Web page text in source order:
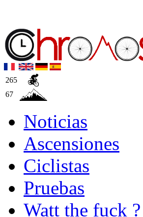
265
67
Noticias
Ascensiones
Ciclistas
Pruebas
Watt the fuck ?